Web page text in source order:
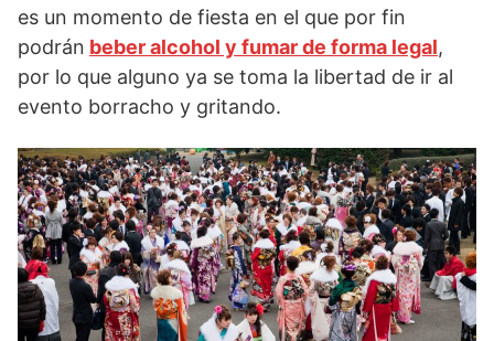
es un momento de fiesta en el que por fin
podrán beber alcohol y fumar de forma legal,
por lo que alguno ya se toma la libertad de ir al
evento borracho y gritando.